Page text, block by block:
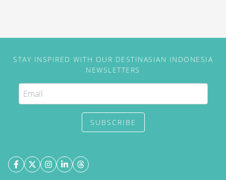
STAY INSPIRED WITH OUR DESTINASIAN INDONESIA
NEWSLETTERS
SUBSCRIBE